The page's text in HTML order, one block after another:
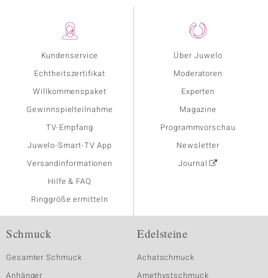
Kundenservice
Echtheitszertifikat
Willkommenspaket
Gewinnspielteilnahme
TV-Empfang
Juwelo-Smart-TV App
Versandinformationen
Hilfe & FAQ
Ringgröße ermitteln
Über Juwelo
Moderatoren
Experten
Magazine
Programmvorschau
Newsletter
Journal
Schmuck
Gesamter Schmuck
Anhänger
Edelsteine
Achatschmuck
Amethystschmuck